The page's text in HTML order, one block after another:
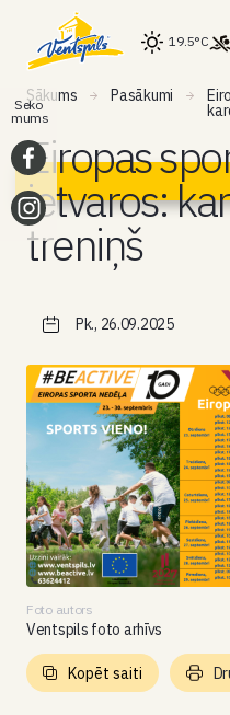
19.5°C
Sākums Pasākumi
Eiropas
ietvaros:
treniņš
Pk., 26.09.2025
Foto autors
Ventspils foto arhīvs
Kopēt saiti
Seko
mums